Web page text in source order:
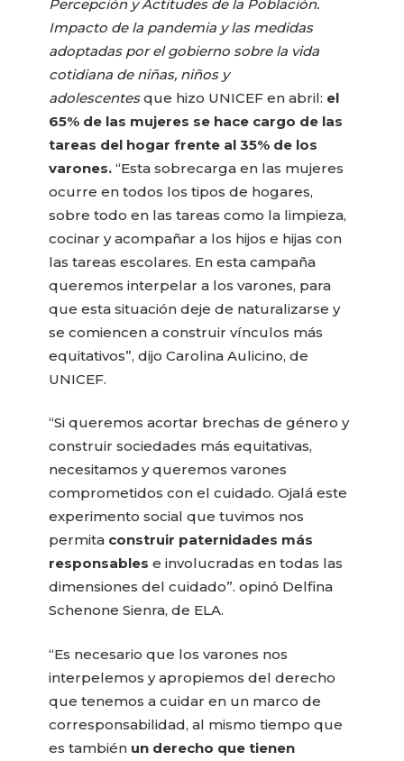
Percepción y Actitudes de la Población.
Impacto de la pandemia y las medidas
adoptadas por el gobierno sobre la vida
cotidiana de niñas, niños y
adolescentesque hizo UNICEF en abril: el
65% de las mujeres se hace cargo de las
tareas del hogar frente al 35% de los
varones. “Esta sobrecarga en las mujeres
ocurre en todos los tipos de hogares,
sobre todo en las tareas como la limpieza,
cocinar y acompañar a los hijos e hijas con
las tareas escolares. En esta campaña
queremos interpelar a los varones, para
que esta situación deje de naturalizarse y
se comiencen a construir vínculos más
equitativos”, dijo Carolina Aulicino, de
UNICEF.
“Si queremos acortar brechas de género y
construir sociedades más equitativas,
necesitamos y queremos varones
comprometidos con el cuidado. Ojalá este
experimento social que tuvimos nos
permita construir paternidades más
responsables e involucradas en todas las
dimensiones del cuidado”. opinó Delfina
Schenone Sienra, de ELA.
“Es necesario que los varones nos
interpelemos y apropiemos del derecho
que tenemos a cuidar en un marco de
corresponsabilidad, al mismo tiempo que
es también un derecho que tienen